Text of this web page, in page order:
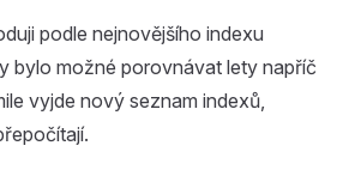
podle nejnovějšího indexu
bylo možné porovnávat lety napříč
vyjde nový seznam indexů,